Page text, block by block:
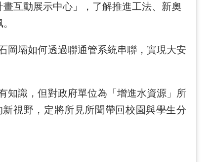
動展示中心」，了解推進工法、新奧
壩如何透過聯通管系統串聯，實現大安
識，但對政府單位為「增進水資源」所
視野，定將所見所聞帶回校園與學生分